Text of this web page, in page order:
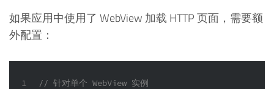
如果应用中使用了 WebView 加载 HTTP 页面，需要额
外配置：
1
// 针对单个 WebView 实例